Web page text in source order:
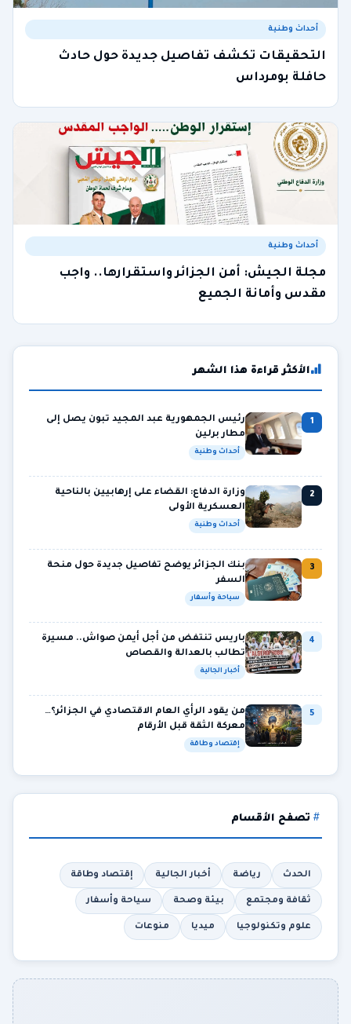
أحداث وطنية
التحقيقات تكشف تفاصيل جديدة حول حادث
حافلة بومرداس
أحداث وطنية
مجلة الجيش: أمن الجزائر واستقرارها.. واجب
مقدس وأمانة الجميع
الأكثر قراءة هذا الشهر
1
رئيس الجمهورية عبد المجيد تبون يصل إلى
مطار برلين
أحداث وطنية
2
وزارة الدفاع: القضاء على إرهابيين بالناحية
العسكرية الأولى
أحداث وطنية
3
بنك الجزائر يوضح تفاصيل جديدة حول منحة
السفر
سياحة وأسفار
4
باريس تنتفض من أجل أيمن صواش.. مسيرة
تطالب بالعدالة والقصاص
أخبار الجالية
5
من يقود الرأي العام الاقتصادي في الجزائر؟…
معركة الثقة قبل الأرقام
إقتصاد وطاقة
تصفح الأقسام
الحدث رياضة أخبار الجالية إقتصاد وطاقة
ثقافة ومجتمع بيئة وصحة سياحة وأسفار
علوم وتكنولوجيا ميديا منوعات